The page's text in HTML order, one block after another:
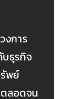
งการ
บธุรกิจ
พย์
ลอดจน